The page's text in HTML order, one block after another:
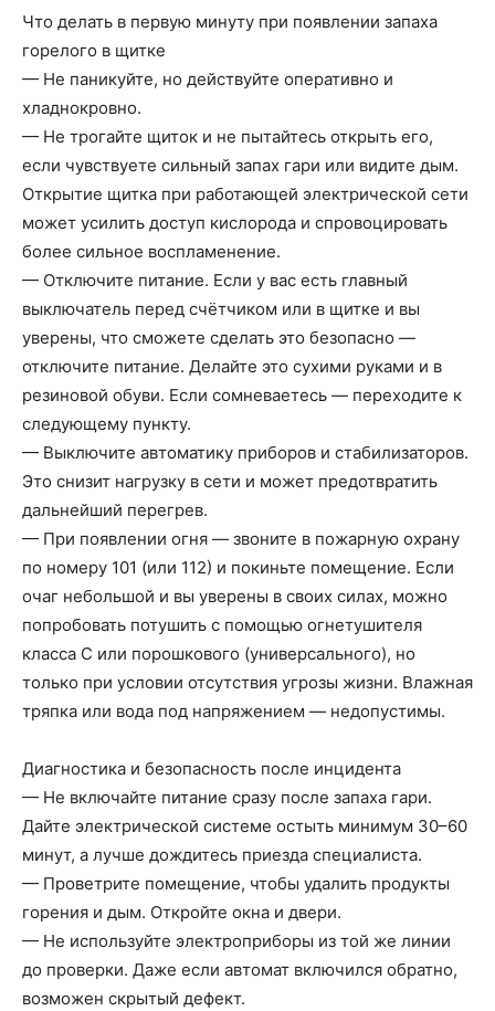
Что делать в первую минуту при появлении запаха
горелого в щитке
— Не паникуйте, но действуйте оперативно и
хладнокровно.
— Не трогайте щиток и не пытайтесь открыть его,
если чувствуете сильный запах гари или видите дым.
Открытие щитка при работающей электрической сети
может усилить доступ кислорода и спровоцировать
более сильное воспламенение.
— Отключите питание. Если у вас есть главный
выключатель перед счётчиком или в щитке и вы
уверены, что сможете сделать это безопасно —
отключите питание. Делайте это сухими руками и в
резиновой обуви. Если сомневаетесь — переходите к
следующему пункту.
— Выключите автоматику приборов и стабилизаторов.
Это снизит нагрузку в сети и может предотвратить
дальнейший перегрев.
— При появлении огня — звоните в пожарную охрану
по номеру 101 (или 112) и покиньте помещение. Если
очаг небольшой и вы уверены в своих силах, можно
попробовать потушить с помощью огнетушителя
класса C или порошкового (универсального), но
только при условии отсутствия угрозы жизни. Влажная
тряпка или вода под напряжением — недопустимы.
Диагностика и безопасность после инцидента
— Не включайте питание сразу после запаха гари.
Дайте электрической системе остыть минимум 30–60
минут, а лучше дождитесь приезда специалиста.
— Проветрите помещение, чтобы удалить продукты
горения и дым. Откройте окна и двери.
— Не используйте электроприборы из той же линии
до проверки. Даже если автомат включился обратно,
возможен скрытый дефект.